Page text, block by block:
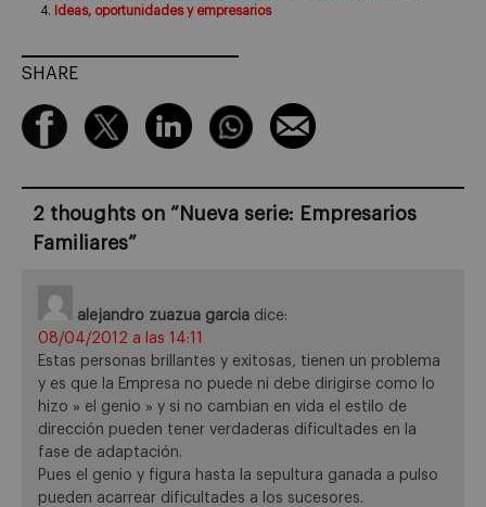
Ideas, oportunidades y empresarios
SHARE
2 thoughts on “ Nueva serie: Empresarios
Familiares”
alejandro zuazua garcia dice:
08/04/2012 a las 14:11
Estas personas brillantes y exitosas, tienen un problema
y es que la Empresa no puede ni debe dirigirse como lo
hizo » el genio » y si no cambian en vida el estilo de
dirección pueden tener verdaderas dificultades en la
fase de adaptación.
Pues el genio y figura hasta la sepultura ganada a pulso
pueden acarrear dificultades a los sucesores.